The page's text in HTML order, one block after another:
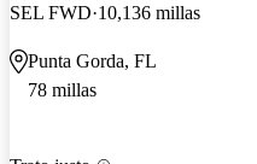
SEL FWD 10,136 millas
Punta Gorda, FL
78 millas